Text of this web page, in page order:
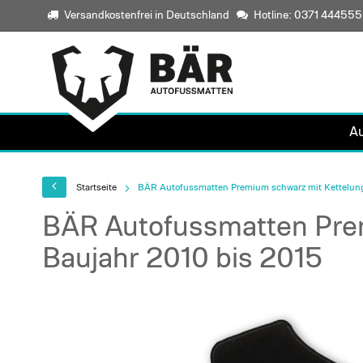
Versandkostenfrei in Deutschland Hotline: 0371
Startseite BÄR Autofussmatten Premium schwarz mit
BÄR Autofussmatten
Baujahr 2010 bis 2015